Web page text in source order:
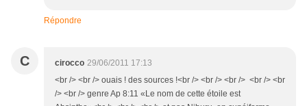
Répondre
C cirocco 29/06/2011 17:13
<br /> <br /> ouais ! des sources !<br /> <br /> <br /> <br /> <br
/> <br /> genre Ap 8:11 «Le nom de cette étoile est